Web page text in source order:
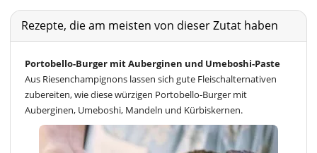
Rezepte, die am meisten von dieser Zutat haben
Portobello-Burger mit Auberginen und Umeboshi-Paste
Aus Riesenchampignons lassen sich gute Fleischalternativen
zubereiten, wie diese würzigen Portobello-Burger mit
Auberginen, Umeboshi, Mandeln und Kürbiskernen.